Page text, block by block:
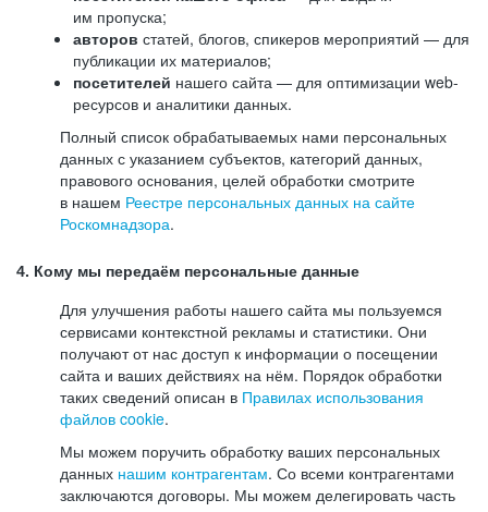
им пропуска;
авторов статей, блогов, спикеров мероприятий — для
публикации их материалов;
посетителей нашего сайта — для оптимизации web-
ресурсов и аналитики данных.
Полный список обрабатываемых нами персональных
данных с указанием субъектов, категорий данных,
правового основания, целей обработки смотрите
в нашем Реестре персональных данных на сайте
Роскомнадзора.
4. Кому мы передаём персональные данные
Для улучшения работы нашего сайта мы пользуемся
сервисами контекстной рекламы и статистики. Они
получают от нас доступ к информации о посещении
сайта и ваших действиях на нём. Порядок обработки
таких сведений описан в Правилах использования
файлов cookie.
Мы можем поручить обработку ваших персональных
данных нашим контрагентам. Со всеми контрагентами
заключаются договоры. Мы можем делегировать часть